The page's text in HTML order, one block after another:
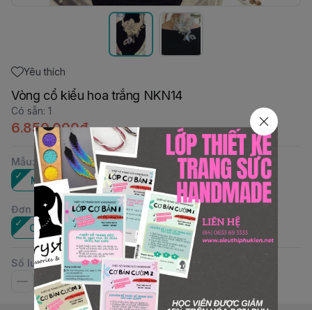
Yêu thích
Vòng cổ kiểu hoa trắng NKN14
Có sẵn: 1
6.850.000đ
Mẫu:
M1
M2
Đơn vị :
Cái
Số lượng